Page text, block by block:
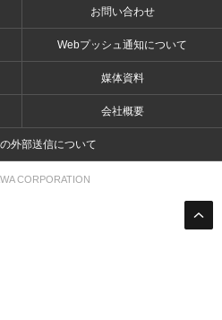
お問い合わせ
Webプッシュ通知について
媒体資料
会社概要
外部送信について
CORPORATION